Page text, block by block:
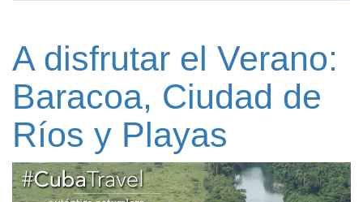
A disfrutar el Verano:
Baracoa, Ciudad de
Ríos y Playas